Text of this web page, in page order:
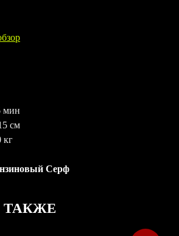
мин
см
кг
Серф
ТАКЖЕ